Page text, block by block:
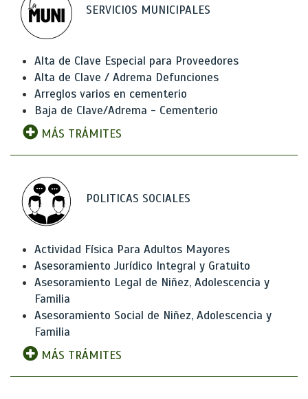
SERVICIOS MUNICIPALES
Alta de Clave Especial para Proveedores
Alta de Clave / Adrema Defunciones
Arreglos varios en cementerio
Baja de Clave/Adrema - Cementerio
MÁS TRÁMITES
POLITICAS SOCIALES
Actividad Física Para Adultos Mayores
Asesoramiento Jurídico Integral y Gratuito
Asesoramiento Legal de Niñez, Adolescencia y
Familia
Asesoramiento Social de Niñez, Adolescencia y
Familia
MÁS TRÁMITES